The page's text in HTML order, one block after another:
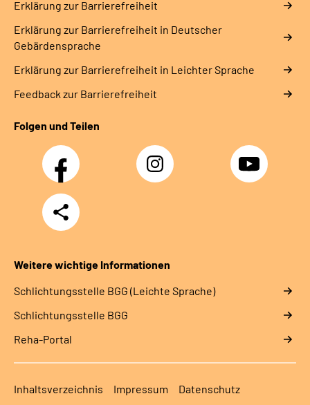
Erklärung zur Barrierefreiheit
Erklärung zur Barrierefreiheit in Deutscher
Gebärdensprache
Erklärung zur Barrierefreiheit in Leichter Sprache
Feedback zur Barrierefreiheit
Folgen und Teilen
Facebook Instagram YouTube
Teilen
Weitere wichtige Informationen
Schlich­tungs­stel­le BGG (Leichte Sprache)
Schlich­tungs­stel­le BGG
Reha-Portal
Inhaltsverzeichnis Impressum Datenschutz